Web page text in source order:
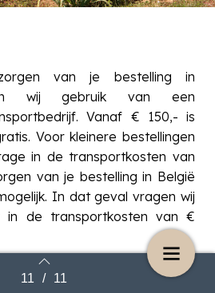
11 / 11
van je bestelling in
wij gebruik van een
Vanaf € 150,- is
Voor kleinere bestellingen
in de transportkosten van
van je bestelling in België
In dat geval vragen wij
in de transportkosten van €